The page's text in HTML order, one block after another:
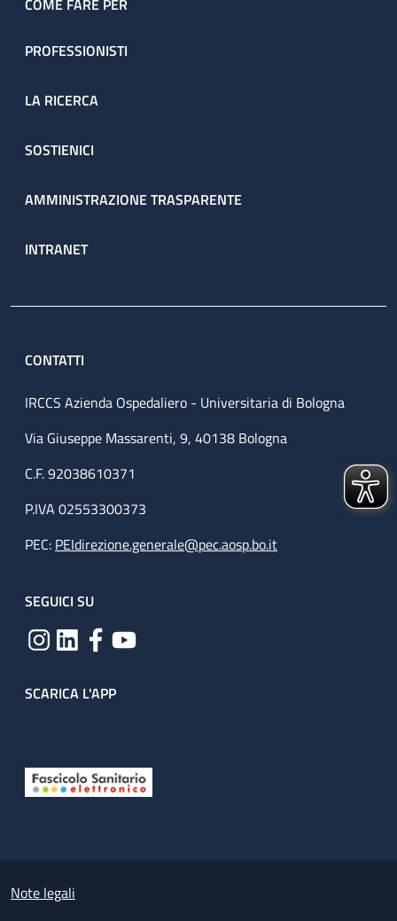
COME FARE PER
PROFESSIONISTI
LA RICERCA
SOSTIENICI
AMMINISTRAZIONE TRASPARENTE
INTRANET
CONTATTI
IRCCS Azienda Ospedaliero - Universitaria di Bologna
Via Giuseppe Massarenti, 9, 40138 Bologna
C.F. 92038610371
P.IVA 02553300373
PEC: PEIdirezione.generale@pec.aosp.bo.it
SEGUICI SU
SCARICA L'APP
Small prints
Note legali